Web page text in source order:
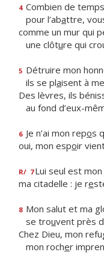
4 Combien de
pour l’abattre,
comme un mur qui
une clôture qui
5 Détruire mon
ils se plaisent à
Des lèvres, ils
au fond d’eux-
6 Je n’ai mon repos
oui, mon espoir
R/ 7 Lui seul est
ma citadelle : je re
8 Mon salut et ma
se trouvent près
Chez Dieu, mon
mon rocher